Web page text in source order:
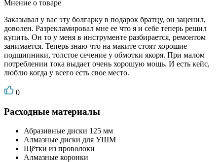
Мнение о товаре
Заказывал у вас эту болгарку в подарок братцу, он заценил,
доволен. Разрекламировал мне ее что я и себе теперь решил
купить. Он то у меня в инструменте разбирается, ремонтом
занимается. Теперь знаю что на маките стоят хорошие
подшипники, толстое сечение у обмотки якоря. При малом
потреблении тока выдает очень хорошую мощь. И есть кейс,
люблю когда у всего есть свое место.
0
Расходные материалы
Абразивные диски 125 мм
Алмазные диски для УШМ
Щётки из проволоки
Алмазные коронки